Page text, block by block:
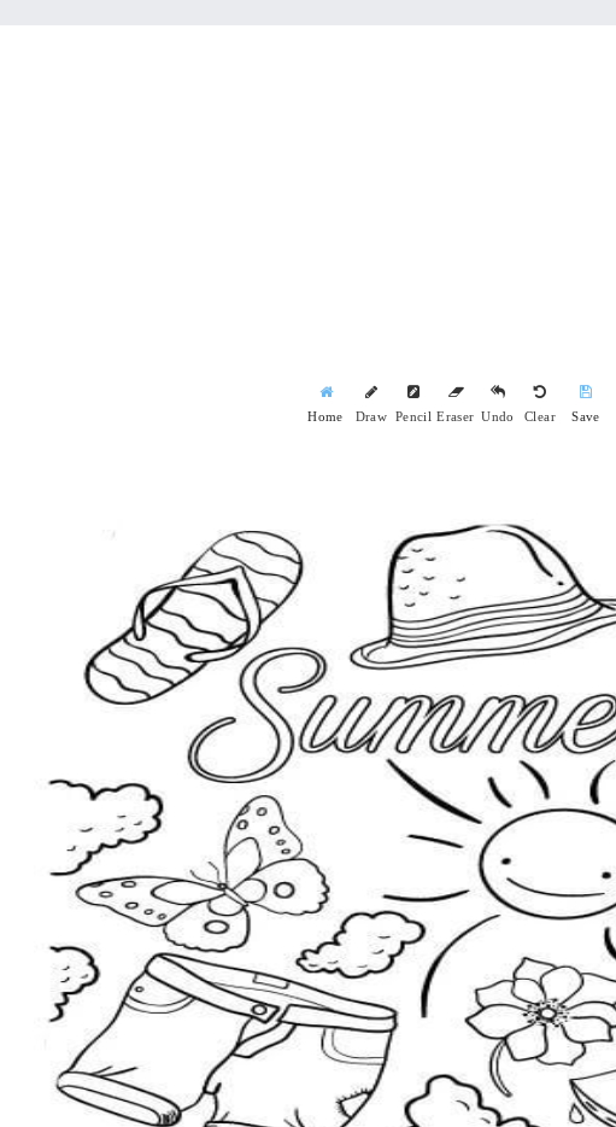
Home Draw Pencil Eraser Undo Clear Save